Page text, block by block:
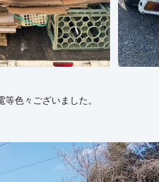
色々ございました。